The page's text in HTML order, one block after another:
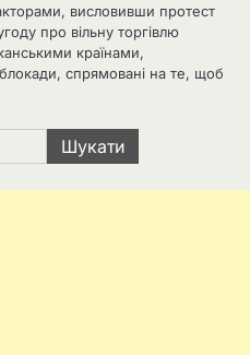
висловивши протест
про вільну торгівлю
країнами,
спрямовані на те, щоб